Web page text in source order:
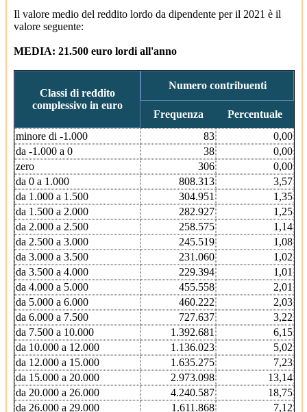
Il valore medio del reddito lordo da dipendente per il 2021 è il
valore seguente:
MEDIA: 21.500 euro lordi all'anno
Classi di reddito
complessivo in euro
Numero contribuenti
Frequenza
Percentuale
minore di -1.000
83
0,00
da -1.000 a 0
38
0,00
zero
306
0,00
da 0 a 1.000
808.313
3,57
da 1.000 a 1.500
304.951
1,35
da 1.500 a 2.000
282.927
1,25
da 2.000 a 2.500
258.575
1,14
da 2.500 a 3.000
245.519
1,08
da 3.000 a 3.500
231.060
1,02
da 3.500 a 4.000
229.394
1,01
da 4.000 a 5.000
455.558
2,01
da 5.000 a 6.000
460.222
2,03
da 6.000 a 7.500
727.637
3,22
da 7.500 a 10.000
1.392.681
6,15
da 10.000 a 12.000
1.136.023
5,02
da 12.000 a 15.000
1.635.275
7,23
da 15.000 a 20.000
2.973.098
13,14
da 20.000 a 26.000
4.240.587
18,75
da 26.000 a 29.000
1.611.868
7,12